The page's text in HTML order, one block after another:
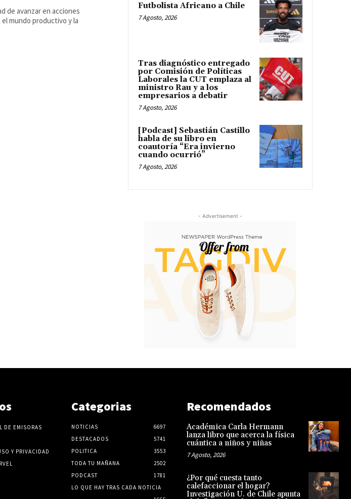
de avanzar en acciones
mundo productivo y la
Futbolista Africano a Chile
7 Agosto, 2026
Tras diagnóstico entregado
por Comisión de Políticas
Laborales la CUT emplaza al
ministro Rau y a los
empresarios a debatir
7 Agosto, 2026
[Podcast] Sebastián Castillo
habla de su libro en
coautoría “Era invierno
cuando ocurrió”
7 Agosto, 2026
- Advertisement -
DE EMISORAS
Y PRIVACIDAD
Categorias
NOTICIAS
6697
DESTACADOS
5741
POLITICA
3553
TODA TU MAÑANA
2502
PODCAST
1781
LO QUE HAY TRAS CADA NOTICIA
Recomendados
Académica Carla Hermann
lanza libro que acerca la física
cuántica a niños y niñas
7 Agosto, 2026
¿Por qué cuesta tanto
calefaccionar el hogar?
Investigación U. de Chile apunta